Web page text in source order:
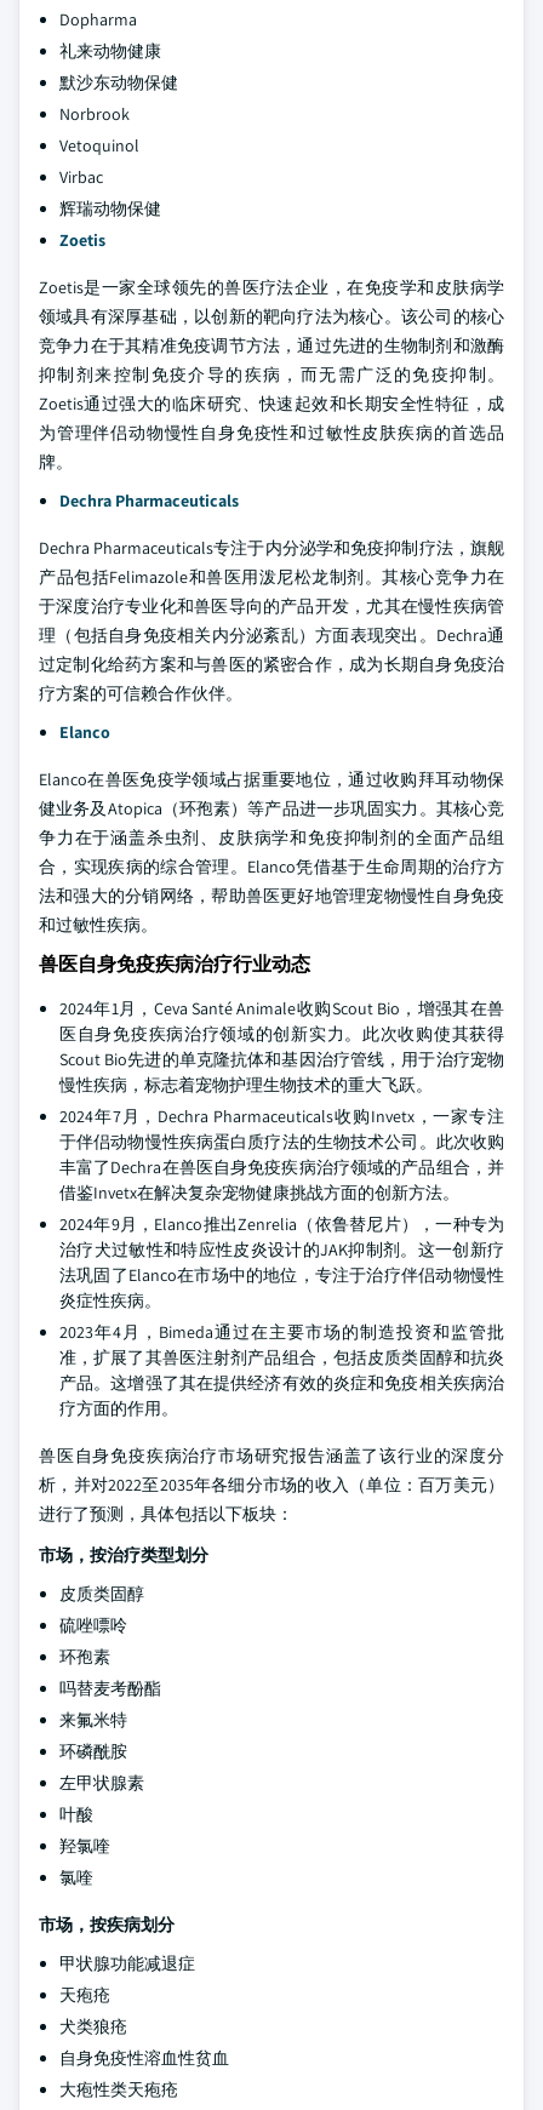
Dopharma
礼来动物健康
默沙东动物保健
Norbrook
Vetoquinol
Virbac
辉瑞动物保健
Zoetis
Zoetis是一家全球领先的兽医疗法企业，在免疫学和皮肤病学
领域具有深厚基础，以创新的靶向疗法为核心。该公司的核心
竞争力在于其精准免疫调节方法，通过先进的生物制剂和激酶
抑制剂来控制免疫介导的疾病，而无需广泛的免疫抑制。
Zoetis通过强大的临床研究、快速起效和长期安全性特征，成
为管理伴侣动物慢性自身免疫性和过敏性皮肤疾病的首选品
牌。
Dechra Pharmaceuticals
Dechra Pharmaceuticals专注于内分泌学和免疫抑制疗法，旗舰
产品包括Felimazole和兽医用泼尼松龙制剂。其核心竞争力在
于深度治疗专业化和兽医导向的产品开发，尤其在慢性疾病管
理（包括自身免疫相关内分泌紊乱）方面表现突出。Dechra通
过定制化给药方案和与兽医的紧密合作，成为长期自身免疫治
疗方案的可信赖合作伙伴。
Elanco
Elanco在兽医免疫学领域占据重要地位，通过收购拜耳动物保
健业务及Atopica（环孢素）等产品进一步巩固实力。其核心竞
争力在于涵盖杀虫剂、皮肤病学和免疫抑制剂的全面产品组
合，实现疾病的综合管理。Elanco凭借基于生命周期的治疗方
法和强大的分销网络，帮助兽医更好地管理宠物慢性自身免疫
和过敏性疾病。
兽医自身免疫疾病治疗行业动态
2024年1月，Ceva Santé Animale收购Scout Bio，增强其在兽
医自身免疫疾病治疗领域的创新实力。此次收购使其获得
Scout Bio先进的单克隆抗体和基因治疗管线，用于治疗宠物
慢性疾病，标志着宠物护理生物技术的重大飞跃。
2024年7月，Dechra Pharmaceuticals收购Invetx，一家专注
于伴侣动物慢性疾病蛋白质疗法的生物技术公司。此次收购
丰富了Dechra在兽医自身免疫疾病治疗领域的产品组合，并
借鉴Invetx在解决复杂宠物健康挑战方面的创新方法。
2024年9月，Elanco推出Zenrelia（依鲁替尼片），一种专为
治疗犬过敏性和特应性皮炎设计的JAK抑制剂。这一创新疗
法巩固了Elanco在市场中的地位，专注于治疗伴侣动物慢性
炎症性疾病。
2023年4月，Bimeda通过在主要市场的制造投资和监管批
准，扩展了其兽医注射剂产品组合，包括皮质类固醇和抗炎
产品。这增强了其在提供经济有效的炎症和免疫相关疾病治
疗方面的作用。
兽医自身免疫疾病治疗市场研究报告涵盖了该行业的深度分
析，并对2022至2035年各细分市场的收入（单位：百万美元）
进行了预测，具体包括以下板块：
市场，按治疗类型划分
皮质类固醇
硫唑嘌呤
环孢素
吗替麦考酚酯
来氟米特
环磷酰胺
左甲状腺素
叶酸
羟氯喹
氯喹
市场，按疾病划分
甲状腺功能减退症
天疱疮
犬类狼疮
自身免疫性溶血性贫血
大疱性类天疱疮